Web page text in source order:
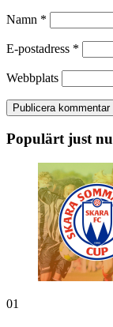
Namn *
E-postadress *
Webbplats
Populärt just nu
01